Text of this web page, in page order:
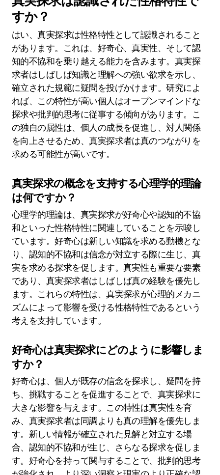
すか？
はい、真実探求は性格特性として認識されること
があります。これは、好奇心、真実性、そして認
知的不協和を乗り越える能力を含みます。真実探
求者はしばしば知識と理解への強い欲求を示し、
確立された規範に疑問を投げかけます。研究によ
れば、この特性が高い個人はオープンマインドな
探求や批判的思考に従事する傾向があります。こ
の独自の属性は、個人の成長を促進し、対人関係
を向上させるため、真実探求者は真のつながりを
求める可能性が高いです。
真実探求の概念を支持する心理学的理論
は何ですか？
心理学的理論は、真実探求が好奇心や認知的不協
和といった性格特性に関連していることを示唆し
ています。好奇心は新しい知識を求める動機とな
り、認知的不協和は信念が対立する際に生じ、真
実を求める探求を促します。真実性も重要な要素
であり、真実探求者はしばしば真の経験を優先し
ます。これらの特性は、真実探求が心理的メカニ
ズムによって影響を受ける性格特性であるという
考えを支持しています。
好奇心は真実探求にどのように影響しま
すか？
好奇心は、個人が既存の信念を探求し、疑問を持
ち、挑戦することを促進することで、真実探求に
大きな影響を与えます。この特性は真実性を育
み、真実探求者は同調よりも真の理解を優先しま
す。新しい情報が確立された見解と対立する場
合、認知的不協和が生じ、さらなる探求を促しま
す。好奇心を持って関与することで、批判的思考